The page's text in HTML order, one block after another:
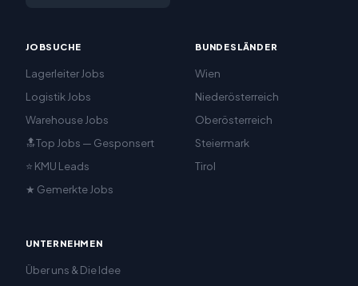
JOBSUCHE
Lagerleiter Jobs
Logistik Jobs
Warehouse Jobs
🔝Top Jobs — Gesponsert
⭐ KMU Leads
★ Gemerkte Jobs
BUNDESLÄNDER
Wien
Niederösterreich
Oberösterreich
Steiermark
Tirol
UNTERNEHMEN
Über uns & Die Idee